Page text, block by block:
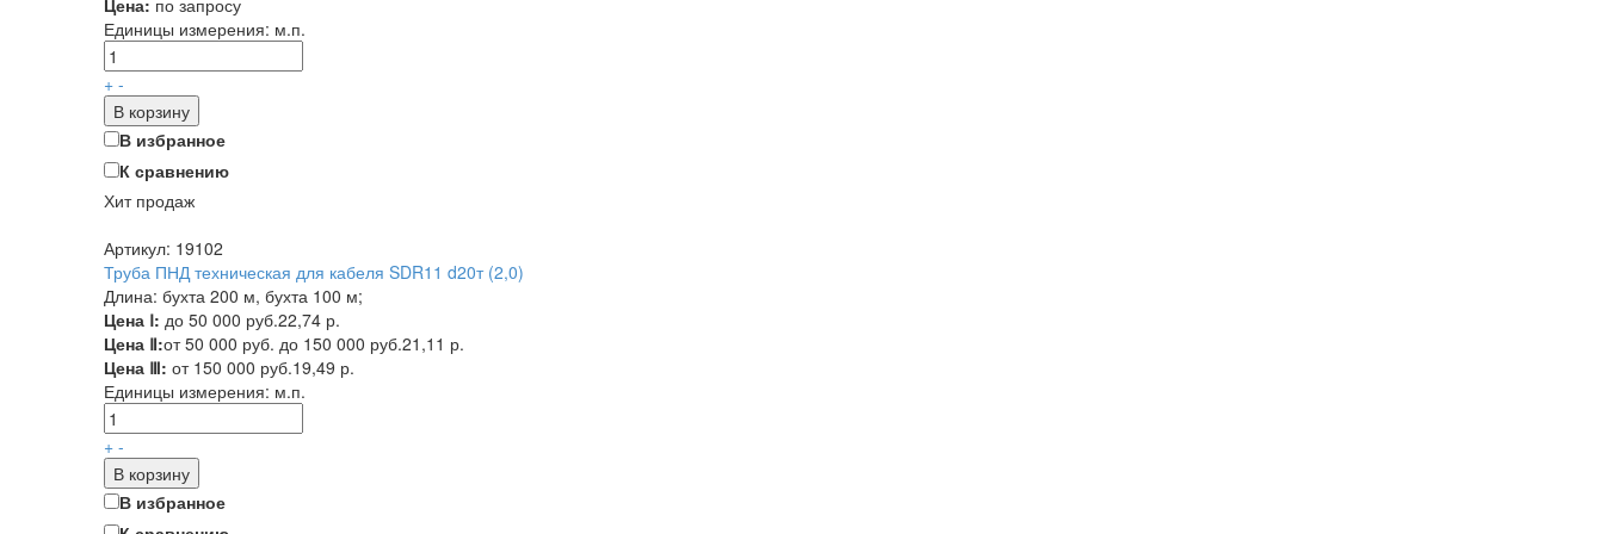
Цена: по запросу
Единицы измерения: м.п.
+ -
В корзину
В избранное
К сравнению
Хит продаж
Артикул: 19102
Труба ПНД техническая для кабеля SDR11 d20т (2,0)
Длина: бухта 200 м, бухта 100 м;
Цена Ⅰ: до 50 000 руб.22,74 р.
Цена Ⅱ:от 50 000 руб. до 150 000 руб.21,11 р.
Цена Ⅲ: от 150 000 руб.19,49 р.
Единицы измерения: м.п.
+ -
В корзину
В избранное